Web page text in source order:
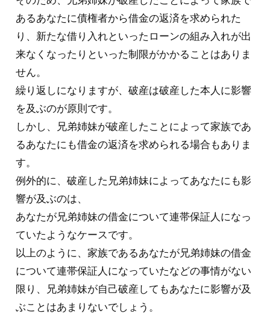
あるあなたに債権者から借金の返済を求められた
り、新たな借り入れといったローンの組み入れが出
来なくなったりといった制限がかかることはありま
せん。
繰り返しになりますが、破産は破産した本人に影響
を及ぶのが原則です。
しかし、兄弟姉妹が破産したことによって家族であ
るあなたにも借金の返済を求められる場合もありま
す。
例外的に、破産した兄弟姉妹によってあなたにも影
響が及ぶのは、
あなたが兄弟姉妹の借金について連帯保証人になっ
ていたようなケースです。
以上のように、家族であるあなたが兄弟姉妹の借金
について連帯保証人になっていたなどの事情がない
限り、兄弟姉妹が自己破産してもあなたに影響が及
ぶことはあまりないでしょう。